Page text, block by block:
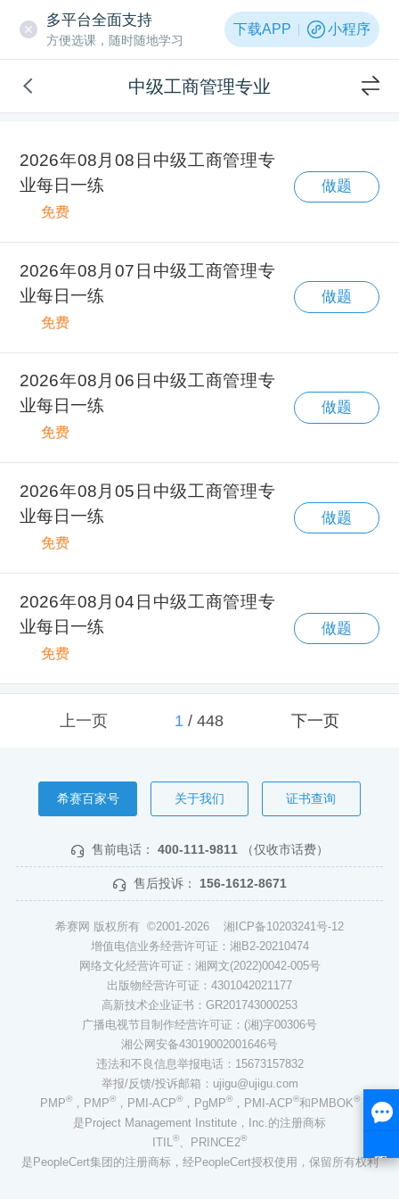
多平台全面支持
方便选课，随时随地学习
下载APP 小程序
中级工商管理专业
2026年08月08日中级工商管理专
业每日一练
免费
做题
2026年08月07日中级工商管理专
业每日一练
免费
做题
2026年08月06日中级工商管理专
业每日一练
免费
做题
2026年08月05日中级工商管理专
业每日一练
免费
做题
2026年08月04日中级工商管理专
业每日一练
免费
做题
上一页 1/ 448 下一页
希赛百家号 关于我们 证书查询
售前电话： 400-111-9811 （仅收市话费）
售后投诉： 156-1612-8671
希赛网 版权所有 ©2001-2026 湘ICP备10203241号-12
增值电信业务经营许可证：湘B2-20210474
网络文化经营许可证：湘网文(2022)0042-005号
出版物经营许可证：4301042021177
高新技术企业证书：GR201743000253
广播电视节目制作经营许可证：(湘)字00306号
湘公网安备43019002001646号
违法和不良信息举报电话：15673157832
举报/反馈/投诉邮箱：ujigu@ujigu.com
PMP®，PMP®，PMI-ACP®，PgMP®，PMI-ACP®和PMBOK®
是Project Management Institute，Inc.的注册商标
ITIL®、PRINCE2®
是PeopleCert集团的注册商标，经PeopleCert授权使用，保留所有权利